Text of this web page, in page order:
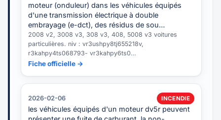
moteur (onduleur) dans les véhicules équipés
d'une transmission électrique à double
embrayage (e-dct), des résidus de sou…
2008 v2, 3008 v3, 308 v3, 408, 5008 v3 voitures
particulières. niv : vr3ushpy8tj655218v,
r3kahpy4ts068793- vr3kahpy6ts0…
Fiche officielle →
2026-02-06 INCENDIE
les véhicules équipés d'un moteur dv5r peuvent